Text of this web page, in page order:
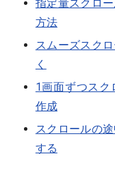
指定量スクロ
方法
スムーズスク
く
1画面ずつスク
作成
スクロールの
する